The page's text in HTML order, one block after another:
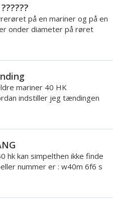
på en mariner og på en
onder diameter på røret
mariner 40 HK
indstiller jeg tændingen
hk kan simpelthen ikke finde
nummer er : w40m 6f6 s